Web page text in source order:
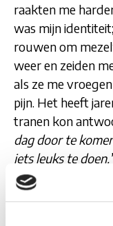
raakten me
was mijn
rouwen om
weer en zeiden
als ze me
pijn. Het heeft
tranen kon
dag door te
iets leuks te doen.’